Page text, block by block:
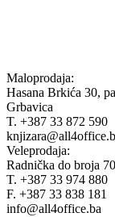
Maloprodaja:
Hasana Brkića 30,
Grbavica
T. +387 33 872 590
Veleprodaja:
Radnička do broja
T. +387 33 974 880
F. +387 33 838 181
info@all4office.ba